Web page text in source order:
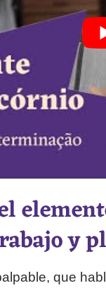
y
que